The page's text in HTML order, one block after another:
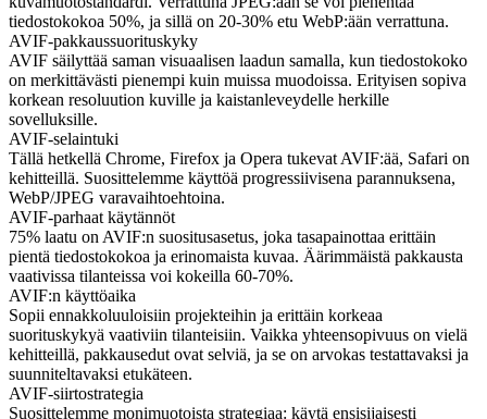
tiedostokokoa 50%, ja sillä on 20-30% etu WebP:ään verrattuna.
AVIF-pakkaussuorituskyky
AVIF säilyttää saman visuaalisen laadun samalla, kun tiedostokoko
on merkittävästi pienempi kuin muissa muodoissa. Erityisen sopiva
korkean resoluution kuville ja kaistanleveydelle herkille
sovelluksille.
AVIF-selaintuki
Tällä hetkellä Chrome, Firefox ja Opera tukevat AVIF:ää, Safari on
kehitteillä. Suosittelemme käyttöä progressiivisena parannuksena,
WebP/JPEG varavaihtoehtoina.
AVIF-parhaat käytännöt
75% laatu on AVIF:n suositusasetus, joka tasapainottaa erittäin
pientä tiedostokokoa ja erinomaista kuvaa. Äärimmäistä pakkausta
vaativissa tilanteissa voi kokeilla 60-70%.
AVIF:n käyttöaika
Sopii ennakkoluuloisiin projekteihin ja erittäin korkeaa
suorituskykyä vaativiin tilanteisiin. Vaikka yhteensopivuus on vielä
kehitteillä, pakkausedut ovat selviä, ja se on arvokas testattavaksi ja
suunniteltavaksi etukäteen.
AVIF-siirtostrategia
Suosittelemme monimuotoista strategiaa: käytä ensisijaisesti